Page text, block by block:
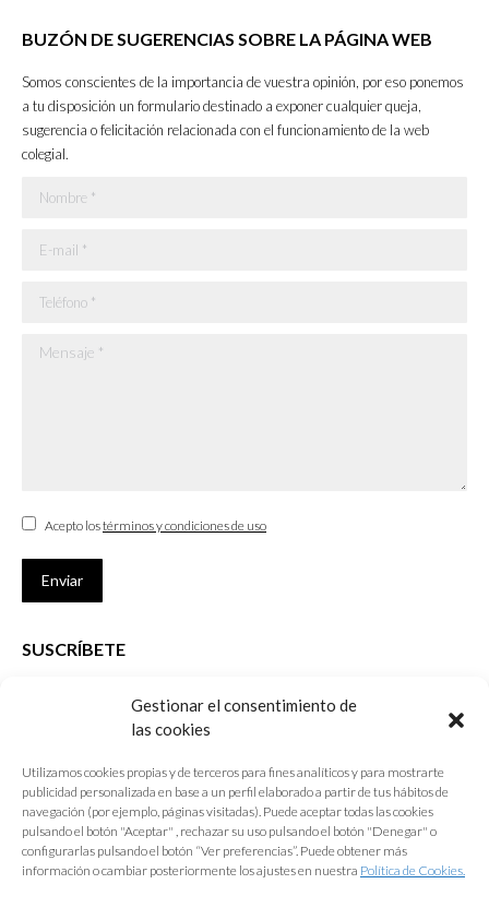
Gestionar el consentimiento de
las cookies
Utilizamos cookies propias y de terceros para fines analíticos y para mostrarte
publicidad personalizada en base a un perfil elaborado a partir de tus hábitos de
navegación (por ejemplo, páginas visitadas). Puede aceptar todas las cookies
pulsando el botón "Aceptar" , rechazar su uso pulsando el botón "Denegar" o
configurarlas pulsando el botón “Ver preferencias”. Puede obtener más
información o cambiar posteriormente los ajustes en nuestra Política de Cookies.
opens
new
window
opens
new
window
opens
new
window
opens
in
new
window
BUZÓN DE SUGERENCIAS SOBRE LA PÁGINA WEB
Somos conscientes de la importancia de vuestra opinión, por eso ponemos
a tu disposición un formulario destinado a exponer cualquier queja,
sugerencia o felicitación relacionada con el funcionamiento de la web
colegial.
Nombre *
E-mail *
Teléfono *
Mensaje *
Acepto lostérminos y condiciones de uso
Enviar
SUSCRÍBETE
que desarrolla el Colegio de Arquitectos de Cádiz
E-mail *
Acepto lostérminos y condiciones de uso